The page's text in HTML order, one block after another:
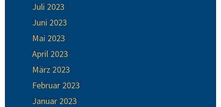
Juli 2023
Juni 2023
Mai 2023
April 2023
März 2023
Februar 2023
Januar 2023